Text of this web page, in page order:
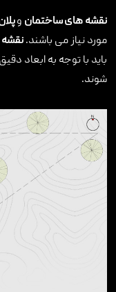
درباره ما
نقشه های ساختمان و
مورد نیاز می باشند.
باید با توجه به ابعاد
شوند.